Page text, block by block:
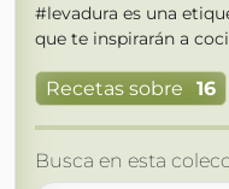
#levadura es una
que te inspirarán a
Recetas sobre 16
Busca en esta